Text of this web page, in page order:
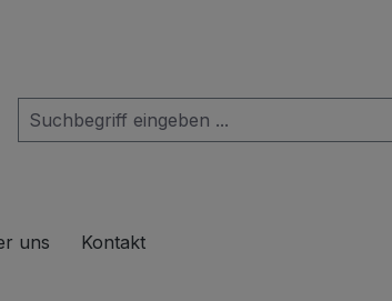
Produkte
uns Kontakt